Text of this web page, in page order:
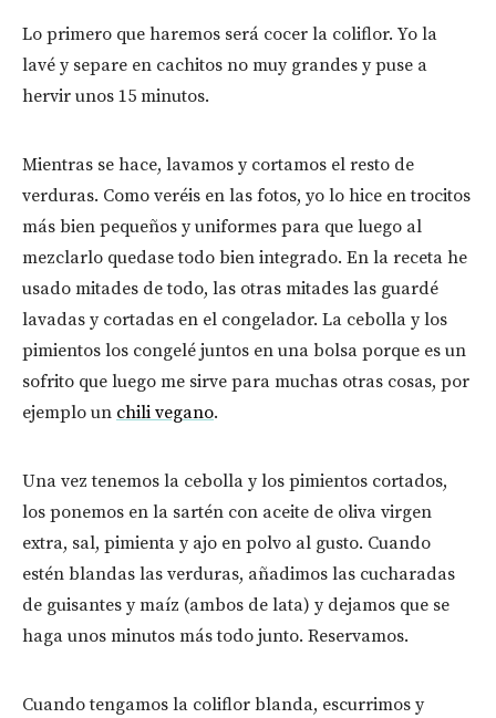
Lo primero que haremos será cocer la coliflor. Yo la
lavé y separe en cachitos no muy grandes y puse a
hervir unos 15 minutos.
Mientras se hace, lavamos y cortamos el resto de
verduras. Como veréis en las fotos, yo lo hice en trocitos
más bien pequeños y uniformes para que luego al
mezclarlo quedase todo bien integrado. En la receta he
usado mitades de todo, las otras mitades las guardé
lavadas y cortadas en el congelador. La cebolla y los
pimientos los congelé juntos en una bolsa porque es un
sofrito que luego me sirve para muchas otras cosas, por
ejemplo un chili vegano.
Una vez tenemos la cebolla y los pimientos cortados,
los ponemos en la sartén con aceite de oliva virgen
extra, sal, pimienta y ajo en polvo al gusto. Cuando
estén blandas las verduras, añadimos las cucharadas
de guisantes y maíz (ambos de lata) y dejamos que se
haga unos minutos más todo junto. Reservamos.
Cuando tengamos la coliflor blanda, escurrimos y